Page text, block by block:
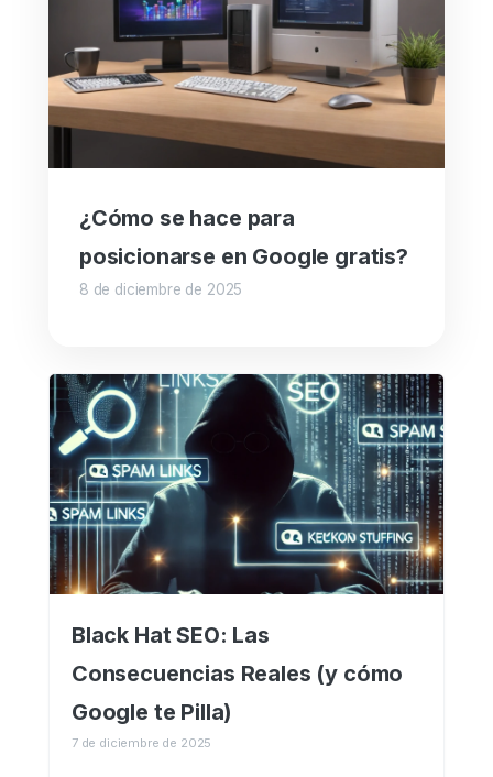
¿Cómo se hace para
posicionarse en Google gratis?
8 de diciembre de 2025
Black Hat SEO: Las
Consecuencias Reales (y cómo
Google te Pilla)
7 de diciembre de 2025